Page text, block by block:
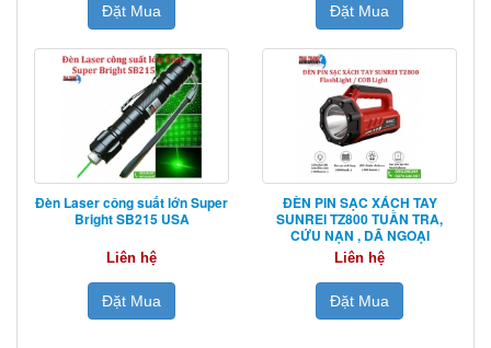
Đặt Mua Đặt Mua
Đèn Laser công suất lớn Super
Bright SB215 USA
Liên hệ
Đặt Mua
ĐÈN PIN SẠC XÁCH TAY
SUNREI TZ800 TUẦN TRA,
CỨU NẠN , DÃ NGOẠI
Liên hệ
Đặt Mua